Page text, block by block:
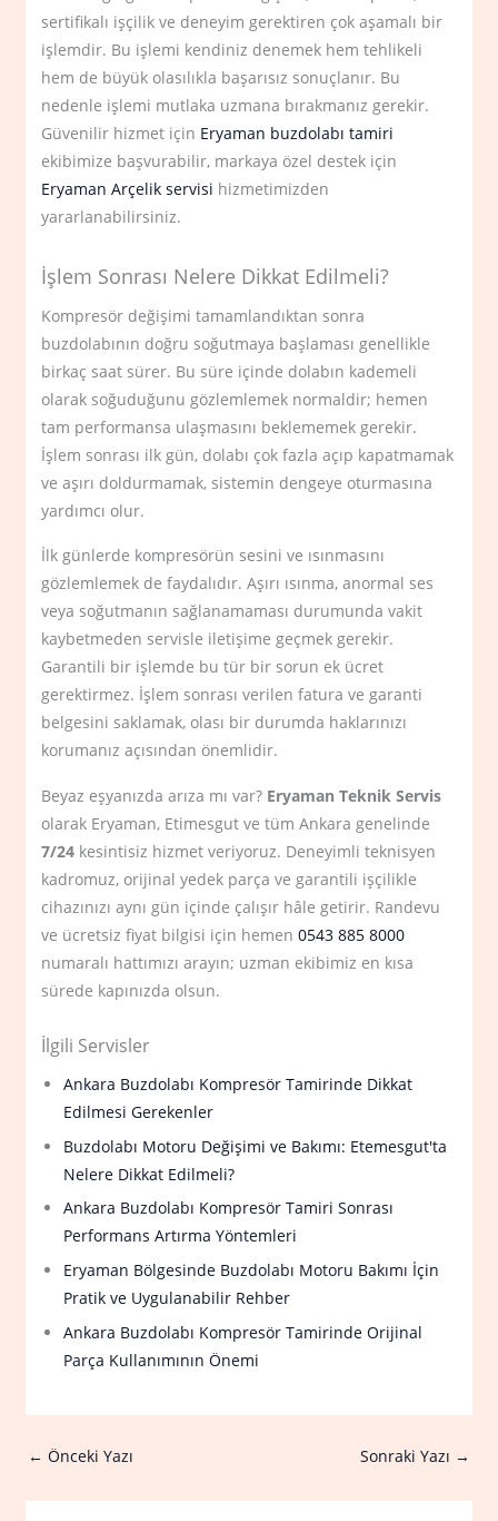
sertifikalı işçilik ve deneyim gerektiren çok aşamalı bir
işlemdir. Bu işlemi kendiniz denemek hem tehlikeli
hem de büyük olasılıkla başarısız sonuçlanır. Bu
nedenle işlemi mutlaka uzmana bırakmanız gerekir.
Güvenilir hizmet için Eryaman buzdolabı tamiri
ekibimize başvurabilir, markaya özel destek için
Eryaman Arçelik servisi hizmetimizden
yararlanabilirsiniz.
İşlem Sonrası Nelere Dikkat Edilmeli?
Kompresör değişimi tamamlandıktan sonra
buzdolabının doğru soğutmaya başlaması genellikle
birkaç saat sürer. Bu süre içinde dolabın kademeli
olarak soğuduğunu gözlemlemek normaldir; hemen
tam performansa ulaşmasını beklememek gerekir.
İşlem sonrası ilk gün, dolabı çok fazla açıp kapatmamak
ve aşırı doldurmamak, sistemin dengeye oturmasına
yardımcı olur.
İlk günlerde kompresörün sesini ve ısınmasını
gözlemlemek de faydalıdır. Aşırı ısınma, anormal ses
veya soğutmanın sağlanamaması durumunda vakit
kaybetmeden servisle iletişime geçmek gerekir.
Garantili bir işlemde bu tür bir sorun ek ücret
gerektirmez. İşlem sonrası verilen fatura ve garanti
belgesini saklamak, olası bir durumda haklarınızı
korumanız açısından önemlidir.
Beyaz eşyanızda arıza mı var? Eryaman Teknik Servis
olarak Eryaman, Etimesgut ve tüm Ankara genelinde
7/24 kesintisiz hizmet veriyoruz. Deneyimli teknisyen
kadromuz, orijinal yedek parça ve garantili işçilikle
cihazınızı aynı gün içinde çalışır hâle getirir. Randevu
ve ücretsiz fiyat bilgisi için hemen0543 885 8000
numaralı hattımızı arayın; uzman ekibimiz en kısa
sürede kapınızda olsun.
İlgili Servisler
Ankara Buzdolabı Kompresör Tamirinde Dikkat
Edilmesi Gerekenler
Buzdolabı Motoru Değişimi ve Bakımı: Etemesgut'ta
Nelere Dikkat Edilmeli?
Ankara Buzdolabı Kompresör Tamiri Sonrası
Performans Artırma Yöntemleri
Eryaman Bölgesinde Buzdolabı Motoru Bakımı İçin
Pratik ve Uygulanabilir Rehber
Ankara Buzdolabı Kompresör Tamirinde Orijinal
Parça Kullanımının Önemi
← Önceki Yazı Sonraki Yazı →